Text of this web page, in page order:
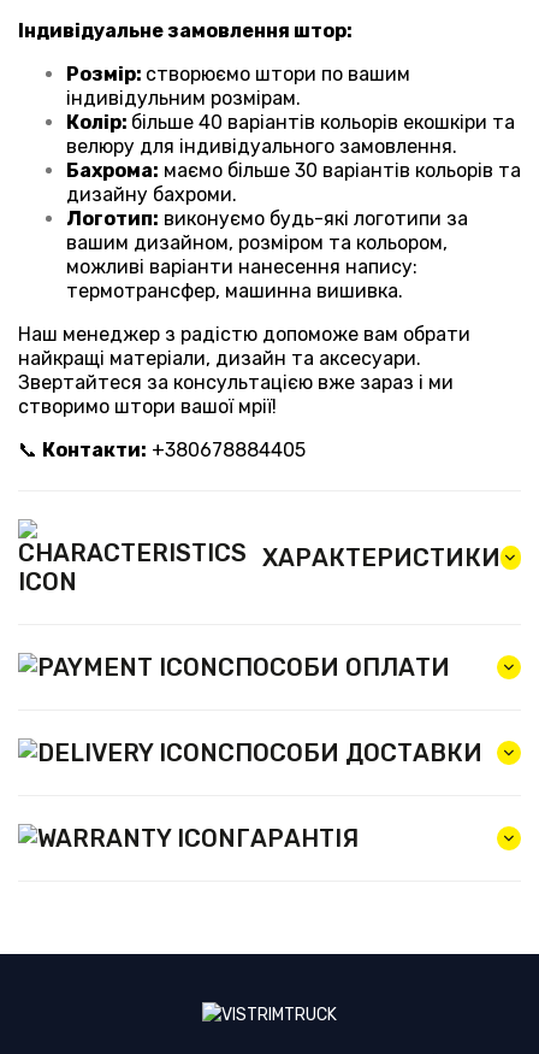
Індивідуальне замовлення штор:
Розмір: створюємо штори по вашим
індивідульним розмірам.
Колір: більше 40 варіантів кольорів екошкіри та
велюру для індивідуального замовлення.
Бахрома: маємо більше 30 варіантів кольорів та
дизайну бахроми.
Логотип: виконуємо будь-які логотипи за
вашим дизайном, розміром та кольором,
можливі варіанти нанесення напису:
термотрансфер, машинна вишивка.
Наш менеджер з радістю допоможе вам обрати
найкращі матеріали, дизайн та аксесуари.
Звертайтеся за консультацією вже зараз і ми
створимо штори вашої мрії!
📞 Контакти: +380678884405
ХАРАКТЕРИСТИКИ
СПОСОБИ ОПЛАТИ
СПОСОБИ ДОСТАВКИ
ГАРАНТІЯ